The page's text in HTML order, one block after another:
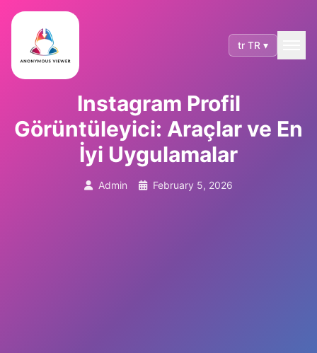
tr TR ▾
Instagram Profil
Görüntüleyici: Araçlar ve En
İyi Uygulamalar
Admin February 5, 2026